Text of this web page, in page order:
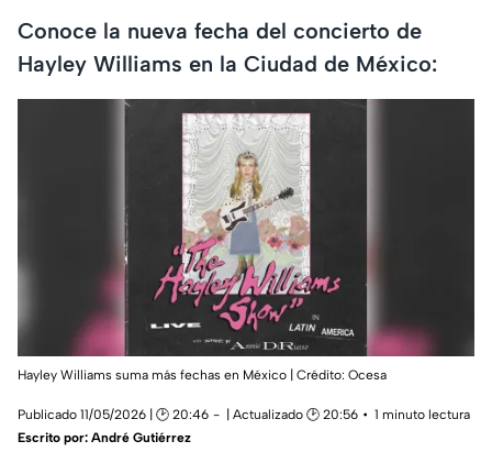
Conoce la nueva fecha del concierto de
Hayley Williams en la Ciudad de México:
Hayley Williams suma más fechas en México | Crédito: Ocesa
Publicado 11/05/2026 | 🕑 20:46 | Actualizado 🕑 20:56
1 minuto lectura
Escrito por: André Gutiérrez